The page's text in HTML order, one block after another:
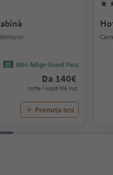
Alto Adige Guest Pass
Da 140€
notte / ospiti IVA incl.
Prenota ora